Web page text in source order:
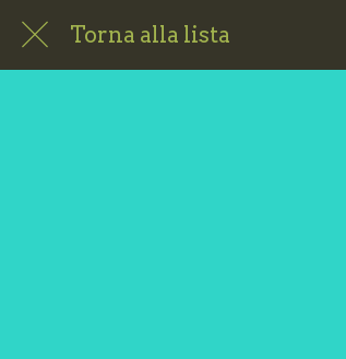
Torna alla lista